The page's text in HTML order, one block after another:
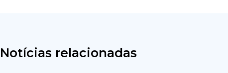
Notícias relacionadas